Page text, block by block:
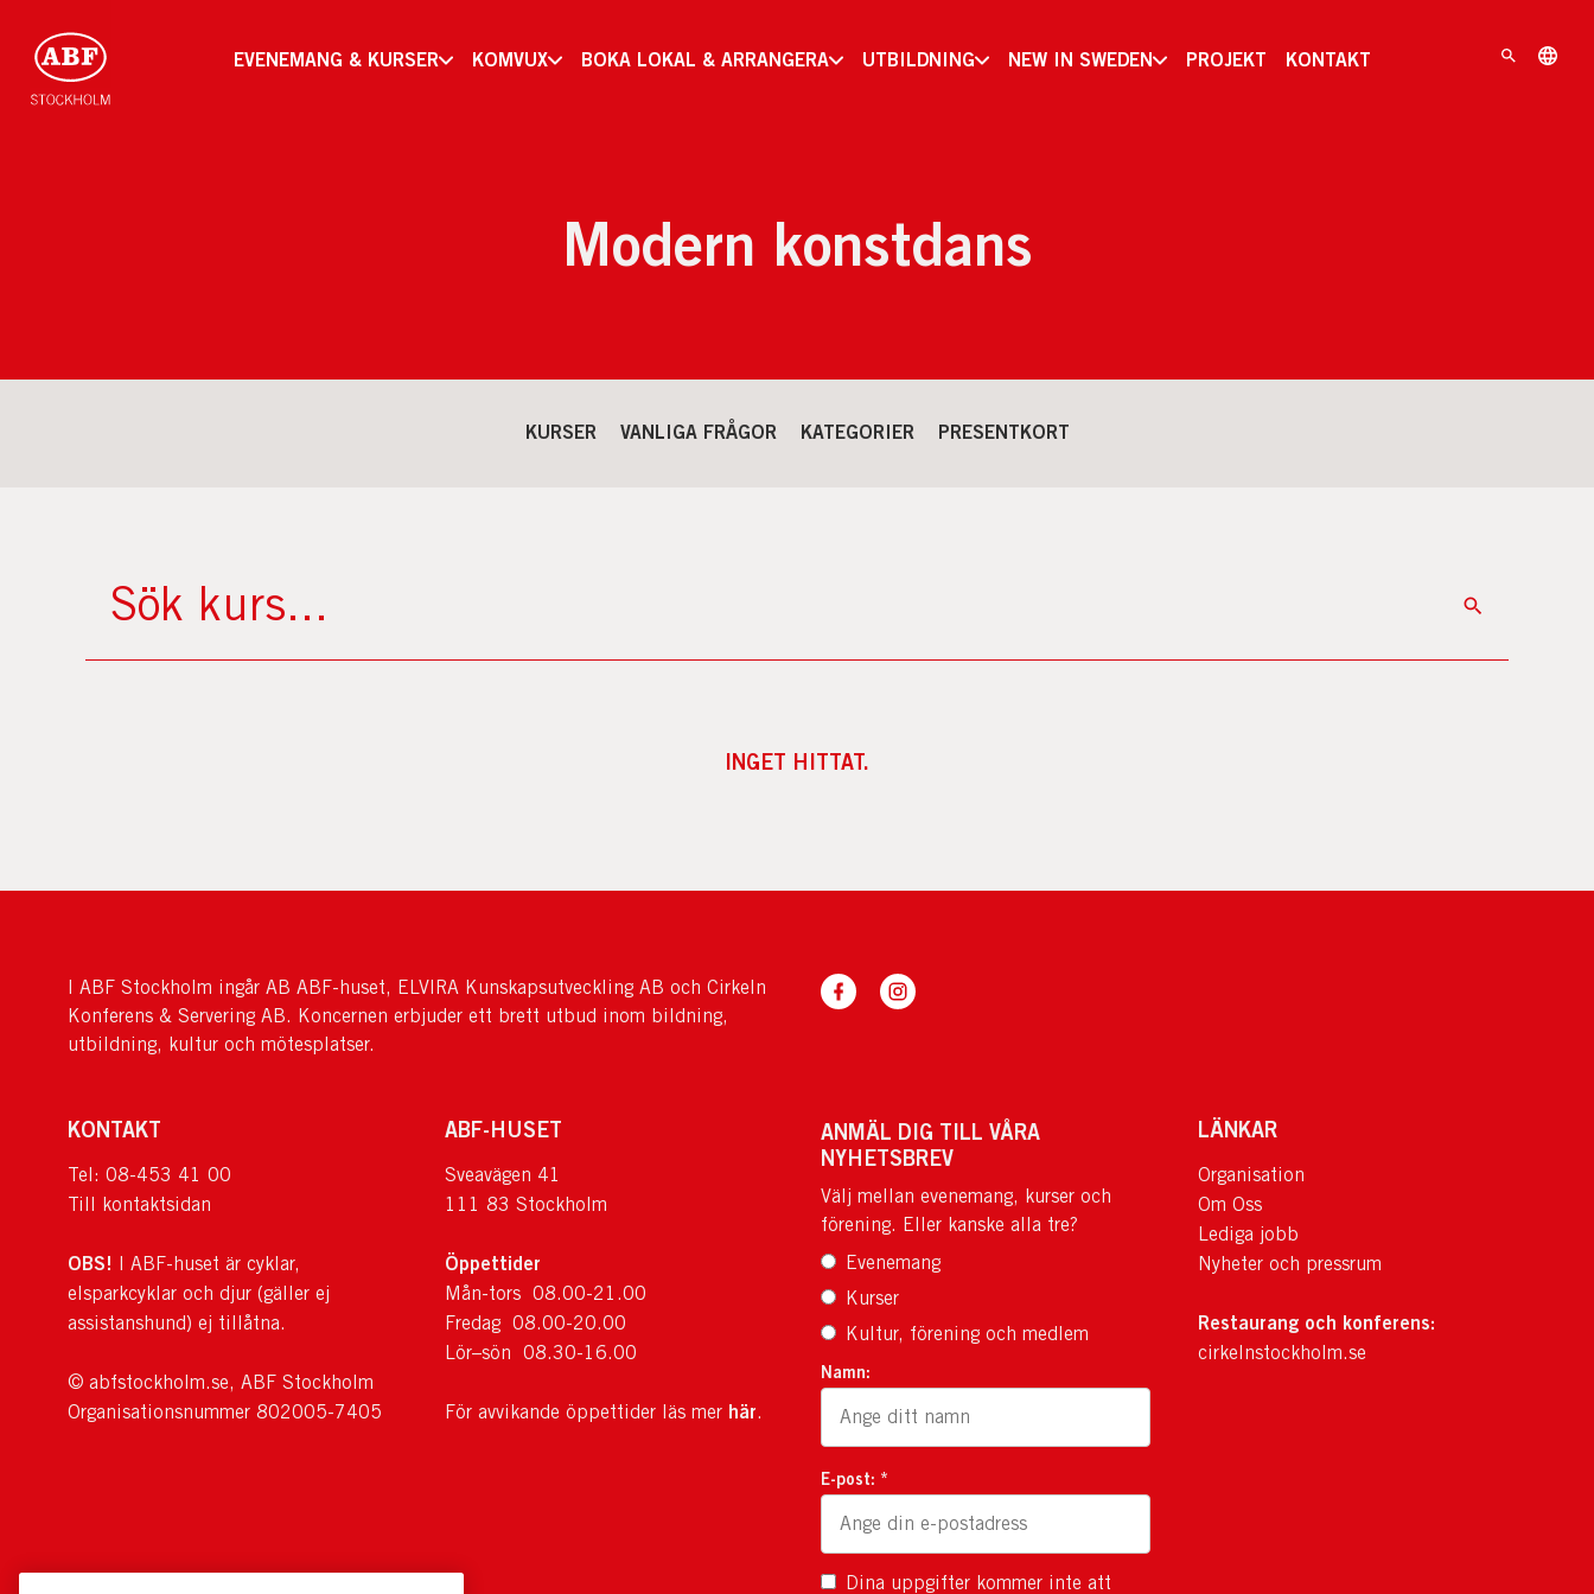
EVENEMANG & KURSER KOMVUX BOKA LOKAL & ARRANGERA UTBILDNING NEW IN SWEDEN PROJEKT KONTAKT
Modern konstdans
KURSER VANLIGA FRÅGOR KATEGORIER PRESENTKORT
INGET HITTAT.
I ABF Stockholm ingår AB ABF-huset, ELVIRA Kunskapsutveckling AB och Cirkeln
Konferens & Servering AB. Koncernen erbjuder ett brett utbud inom bildning,
utbildning, kultur och mötesplatser.
KONTAKT
Tel: 08-453 41 00
Till kontaktsidan
OBS! I ABF-huset är cyklar,
elsparkcyklar och djur (gäller ej
assistanshund) ej tillåtna.
© abfstockholm.se, ABF Stockholm
Organisationsnummer 802005-7405
ABF-HUSET
Sveavägen 41
111 83 Stockholm
Öppettider
Mån-tors 08.00-21.00
Fredag 08.00-20.00
Lör–sön 08.30-16.00
För avvikande öppettider läs mer här.
ANMÄL DIG TILL VÅRA
NYHETSBREV
Välj mellan evenemang, kurser och
förening. Eller kanske alla tre?
Evenemang
Kurser
Kultur, förening och medlem
Namn:
E-post: *
Dina uppgifter kommer inte att
LÄNKAR
Organisation
Om Oss
Lediga jobb
Nyheter och pressrum
Restaurang och konferens:
cirkelnstockholm.se